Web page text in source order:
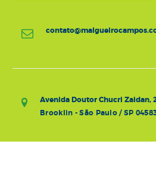
Avenida Doutor Chucri Zaidan,
Brooklin - São Paulo / SP